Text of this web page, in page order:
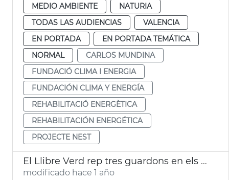
MEDIO AMBIENTE
NATURIA
TODAS LAS AUDIENCIAS
VALENCIA
EN PORTADA
EN PORTADA TEMÁTICA
NORMAL
CARLOS MUNDINA
FUNDACIÓ CLIMA I ENERGIA
FUNDACIÓN CLIMA Y ENERGÍA
REHABILITACIÓ ENERGÈTICA
REHABILITACIÓN ENERGÉTICA
PROJECTE NEST
El Llibre Verd rep tres guardons en els Premis LAUS 2025
modificado hace 1 año